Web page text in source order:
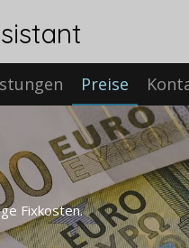
Preise
Fixkosten.